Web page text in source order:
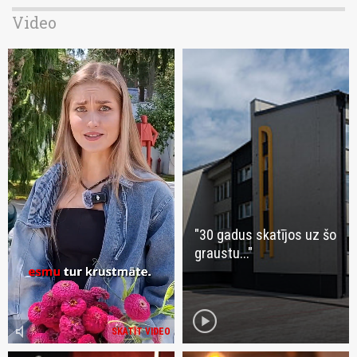
Video
SKATĪT VIDEO
volume_mute
"30 gadus skatījos uz šo
graustu..."
play_circle